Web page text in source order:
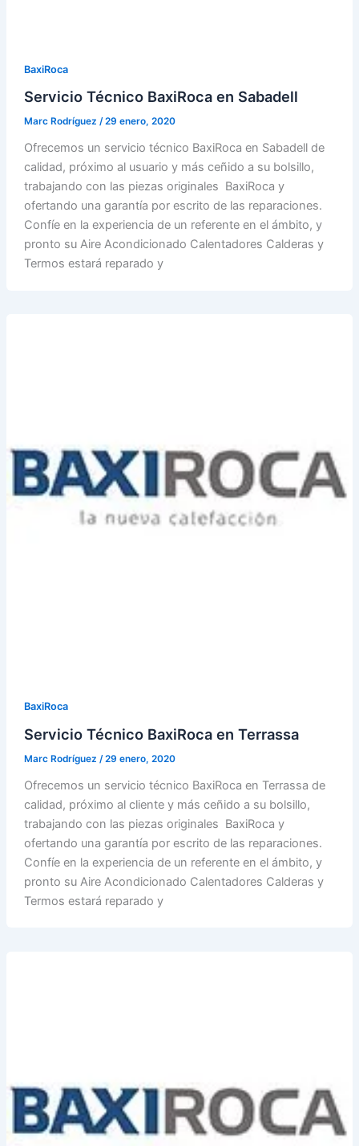
BaxiRoca
Servicio Técnico BaxiRoca en Sabadell
Marc Rodríguez /29 enero, 2020
Ofrecemos un servicio técnico BaxiRoca en Sabadell de
calidad, próximo al usuario y más ceñido a su bolsillo,
trabajando con las piezas originales BaxiRoca y
ofertando una garantía por escrito de las reparaciones.
Confíe en la experiencia de un referente en el ámbito, y
pronto su Aire Acondicionado Calentadores Calderas y
Termos estará reparado y
BaxiRoca
Servicio Técnico BaxiRoca en Terrassa
Marc Rodríguez /29 enero, 2020
Ofrecemos un servicio técnico BaxiRoca en Terrassa de
calidad, próximo al cliente y más ceñido a su bolsillo,
trabajando con las piezas originales BaxiRoca y
ofertando una garantía por escrito de las reparaciones.
Confíe en la experiencia de un referente en el ámbito, y
pronto su Aire Acondicionado Calentadores Calderas y
Termos estará reparado y